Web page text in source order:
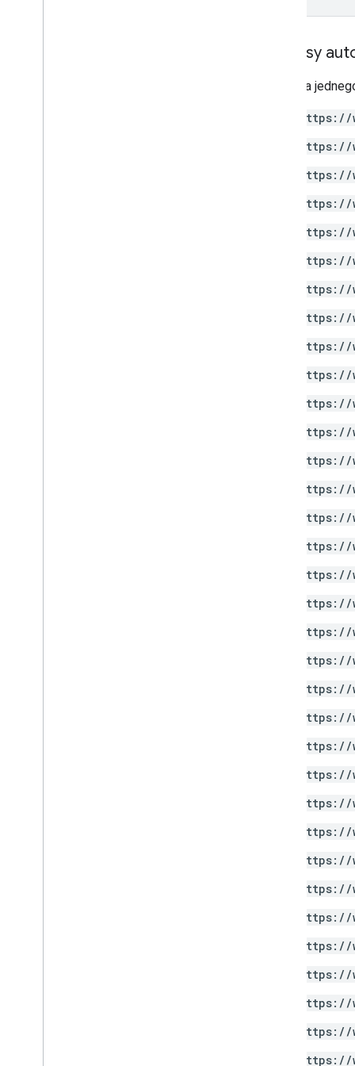
Zakresy
Wymaga
https://
https://
https://
https://
https://
https://
https://
https://
https://
https://
https://
https://
https://
https://
https://
https://
https://
https://
https://
https://
https://
https://
https://
https://
https://
https://
https://
https://
https://
https://
https://